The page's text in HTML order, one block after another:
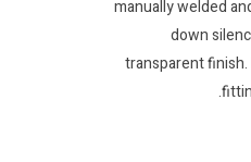
manually welded
down
transparent